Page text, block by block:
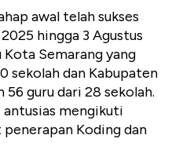
awal telah sukses
hingga 3 Agustus
Semarang yang
sekolah dan Kabupaten
guru dari 28 sekolah.
antusias mengikuti
Koding dan